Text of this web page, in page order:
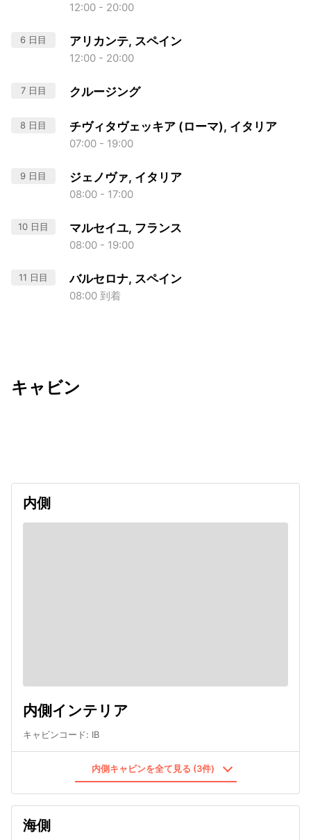
12:00 - 20:00
6 日目 アリカンテ, スペイン
12:00 - 20:00
7 日目 クルージング
8 日目 チヴィタヴェッキア (ローマ), イタリア
07:00 - 19:00
9 日目 ジェノヴァ, イタリア
08:00 - 17:00
10 日目 マルセイユ, フランス
08:00 - 19:00
11 日目 バルセロナ, スペイン
08:00 到着
キャビン
内側
内側インテリア
キャビンコード: IB
内側キャビンを全て見る (3件)
海側